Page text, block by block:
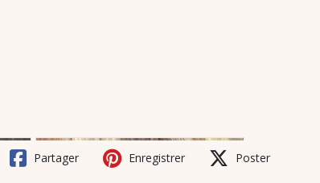
Partager Enregistrer Poster